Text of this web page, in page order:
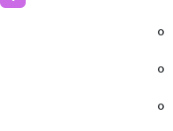
⚬
⚬
⚬